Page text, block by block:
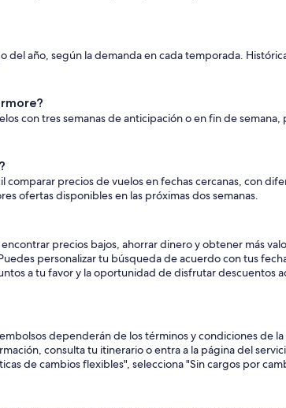
del año, según la demanda en cada temporada.
con tres semanas de anticipación o en fin de
precios de vuelos en fechas cercanas, con
ofertas disponibles en las próximas dos semanas.
precios bajos, ahorrar dinero y obtener más
personalizar tu búsqueda de acuerdo con tus
a tu favor y la oportunidad de disfrutar descuentos
dependerán de los términos y condiciones de
consulta tu itinerario o entra a la página del
de cambios flexibles", selecciona "Sin cargos por